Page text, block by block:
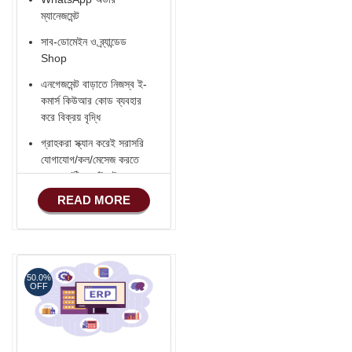
ম্যানেজমেন্ট
সাব-ডোমেইন ও ব্র্যান্ডেড
Shop
এনগেজমেন্ট বাড়াতে নিজস্ব ই-
কমার্স কিউআর কোড ব্যবহার
করে বিক্রয় বৃদ্ধি
গ্রাহকরা স্ক্যান করেই সরাসরি
যোগাযোগ/কল/মেসেজ করতে
পারবেন (ঠিকানা/ইমেইল -
হোয়াটসঅ্যাপ - ফোন)
Verified ভেন্ডর Badge
(Facebook -
YouTube - Instagram
- LinkedIn - TikTok ..)
ফেসবুক শপ কানেকশন
READ MORE
50.0%
OFF